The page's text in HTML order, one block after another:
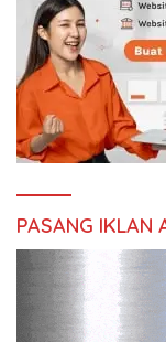
PASANG IKLAN